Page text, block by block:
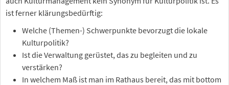
ist ferner klärungsbedürftig:
Welche (Themen-) Schwerpunkte bevorzugt die lokale
Kulturpolitik?
Ist die Verwaltung gerüstet, das zu begleiten und zu
verstärken?
In welchem Maß ist man im Rathaus bereit, das mit bottom